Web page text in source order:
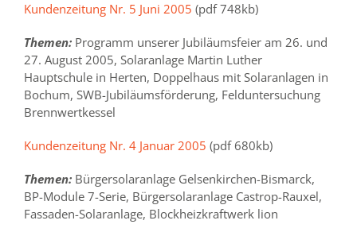
Kundenzeitung Nr. 5 Juni 2005 (pdf 748kb)
Themen: Programm unserer Jubiläumsfeier am 26. und
27. August 2005, Solaranlage Martin Luther
Hauptschule in Herten, Doppelhaus mit Solaranlagen in
Bochum, SWB-Jubiläumsförderung, Felduntersuchung
Brennwertkessel
Kundenzeitung Nr. 4 Januar 2005 (pdf 680kb)
Themen: Bürgersolaranlage Gelsenkirchen-Bismarck,
BP-Module 7-Serie, Bürgersolaranlage Castrop-Rauxel,
Fassaden-Solaranlage, Blockheizkraftwerk lion